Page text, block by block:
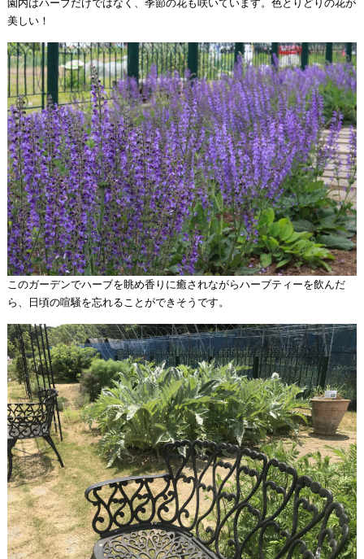
園内はハーブだけではなく、季節の花も咲いています。色とりどりの花が
美しい！
このガーデンでハーブを眺め香りに癒されながらハーブティーを飲んだ
ら、日頃の喧騒を忘れることができそうです。